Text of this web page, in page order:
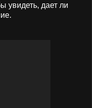
увидеть, дает ли